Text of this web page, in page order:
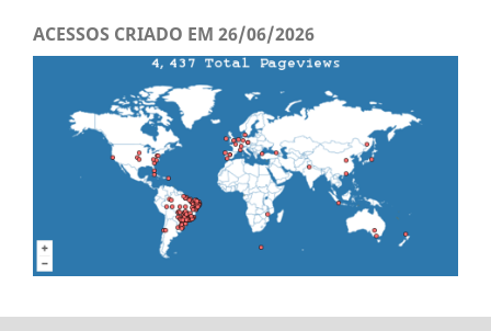
ACESSOS CRIADO EM 26/06/2026